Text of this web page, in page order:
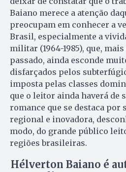
Baiano merece a atenção
preocupam em conhecer a
Brasil, especialmente a
militar (1964-1985), que,
passado, ainda esconde
disfarçados pelos
imposta pelas classes
que o leitor ainda haverá de
romance que se destaca por
regional e inovadora,
modo, do grande público
regiões brasileiras.
Hélverton Baiano é